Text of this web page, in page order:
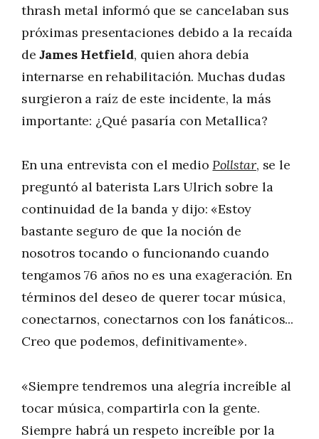
thrash metal informó que se cancelaban sus
próximas presentaciones debido a la recaída
deJames Hetfield, quien ahora debía
internarse en rehabilitación. Muchas dudas
surgieron a raíz de este incidente, la más
importante: ¿Qué pasaría con Metallica?
En una entrevista con el medioPollstar, se le
preguntó al baterista Lars Ulrich sobre la
continuidad de la banda y dijo: «Estoy
bastante seguro de que la noción de
nosotros tocando o funcionando cuando
tengamos 76 años no es una exageración. En
términos del deseo de querer tocar música,
conectarnos, conectarnos con los fanáticos...
Creo que podemos, definitivamente».
«Siempre tendremos una alegría increíble al
tocar música, compartirla con la gente.
Siempre habrá un respeto increíble por la